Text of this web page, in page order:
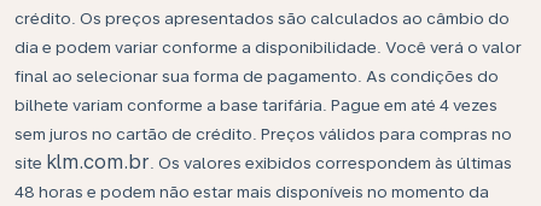
crédito. Os preços apresentados são calculados ao câmbio do
dia e podem variar conforme a disponibilidade. Você verá o valor
final ao selecionar sua forma de pagamento. As condições do
bilhete variam conforme a base tarifária. Pague em até 4 vezes
sem juros no cartão de crédito. Preços válidos para compras no
site klm.com.br . Os valores exibidos correspondem às últimas
48 horas e podem não estar mais disponíveis no momento da